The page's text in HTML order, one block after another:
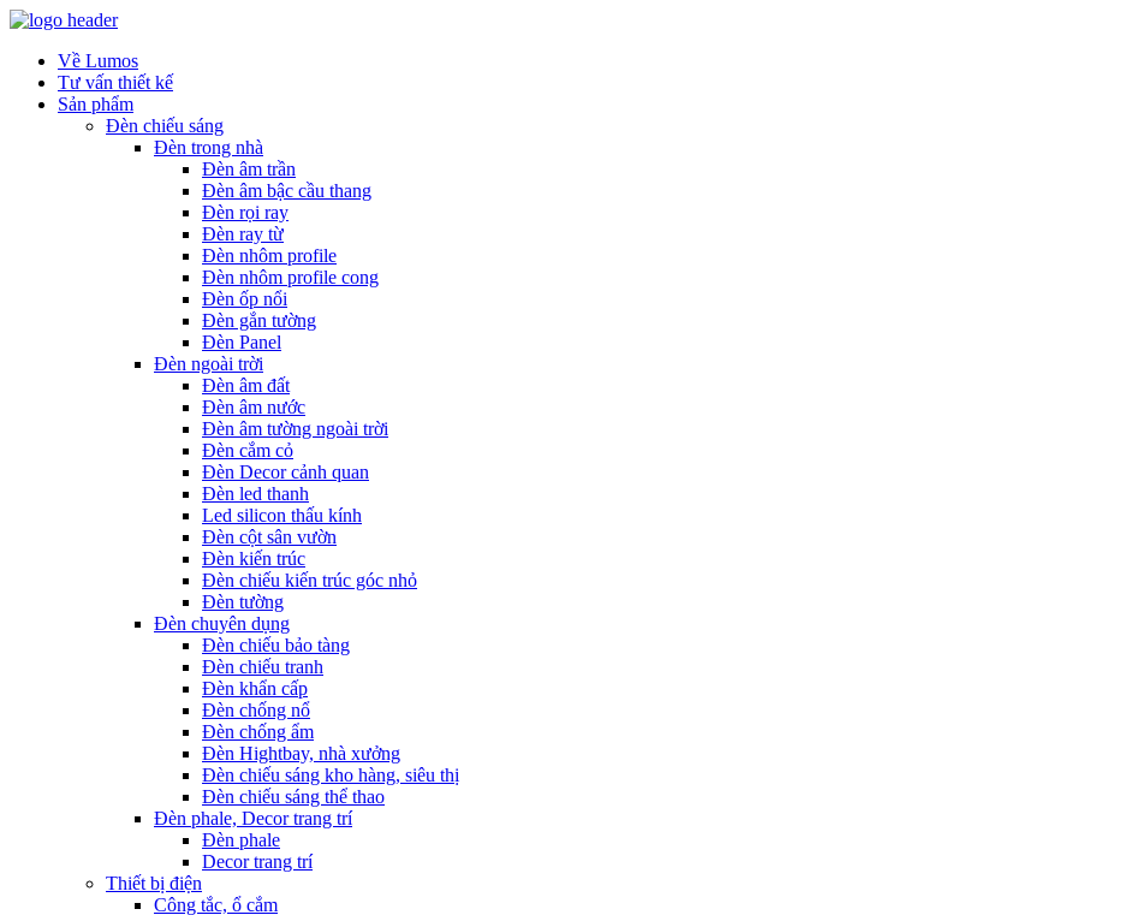
Về Lumos
Tư vấn thiết kế
Sản phẩm
Đèn chiếu sáng
Đèn trong nhà
Đèn âm trần
Đèn âm bậc cầu thang
Đèn rọi ray
Đèn ray từ
Đèn nhôm profile
Đèn nhôm profile cong
Đèn ốp nổi
Đèn gắn tường
Đèn Panel
Đèn ngoài trời
Đèn âm đất
Đèn âm nước
Đèn âm tường ngoài trời
Đèn cắm cỏ
Đèn Decor cảnh quan
Đèn led thanh
Led silicon thấu kính
Đèn cột sân vườn
Đèn kiến trúc
Đèn chiếu kiến trúc góc nhỏ
Đèn tường
Đèn chuyên dụng
Đèn chiếu bảo tàng
Đèn chiếu tranh
Đèn khẩn cấp
Đèn chống nổ
Đèn chống ẩm
Đèn Hightbay, nhà xưởng
Đèn chiếu sáng kho hàng, siêu thị
Đèn chiếu sáng thể thao
Đèn phale, Decor trang trí
Đèn phale
Decor trang trí
Thiết bị điện
Công tắc, ổ cắm